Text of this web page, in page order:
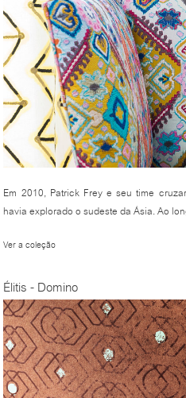
Em 2010, Patrick Frey e seu time
havia explorado o sudeste da Ásia. Ao
Ver a coleção
Élitis - Domino